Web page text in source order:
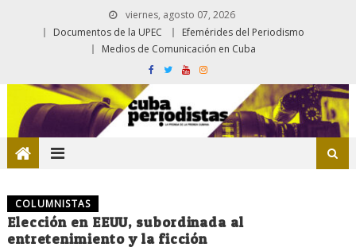
viernes, agosto 07, 2026
Documentos de la UPEC
Efemérides del Periodismo
Medios de Comunicación en Cuba
COLUMNISTAS
Elección en EEUU, subordinada al
entretenimiento y la ficción